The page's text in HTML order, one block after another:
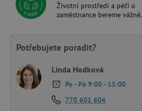
Životní prostředí a péči o
zaměstnance bereme vážně.
Potřebujete poradit?
Linda Hodková
Po - Pá 9:00 - 15:00
770 601 604